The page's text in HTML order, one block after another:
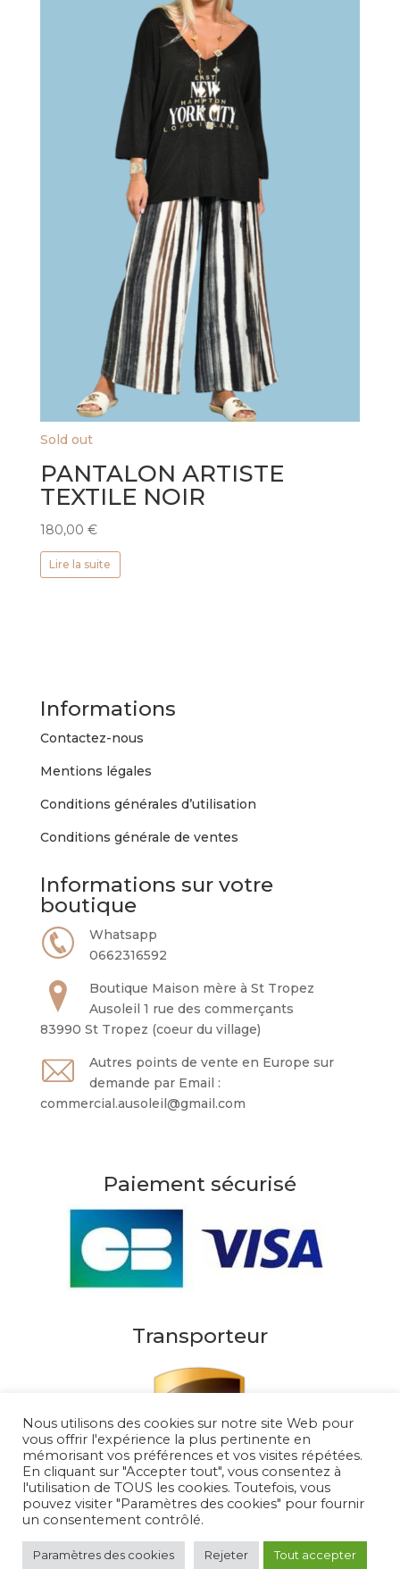
Sold out
PANTALON ARTISTE
TEXTILE NOIR
180,00 €
Lire la suite
Informations
Contactez-nous
Mentions légales
Conditions générales d’utilisation
Conditions générale de ventes
Informations sur votre
boutique
Whatsapp
0662316592
Boutique Maison mère à St Tropez
Ausoleil 1 rue des commerçants
83990 St Tropez (coeur du village)
Autres points de vente en Europe sur
demande par Email :
commercial.ausoleil@gmail.com
Paiement sécurisé
Transporteur
réservés
Nous utilisons des cookies sur notre site Web pour
vous offrir l'expérience la plus pertinente en
mémorisant vos préférences et vos visites répétées.
En cliquant sur "Accepter tout", vous consentez à
l'utilisation de TOUS les cookies. Toutefois, vous
pouvez visiter "Paramètres des cookies" pour fournir
un consentement contrôlé.
Paramètres des cookies Rejeter Tout accepter